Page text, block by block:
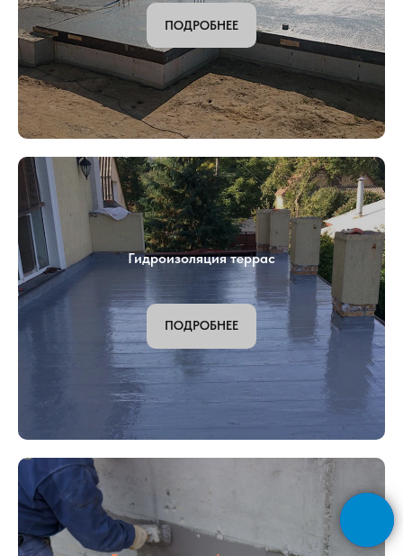
Гидроизоляция фундаментных плит
ПОДРОБНЕЕ
Гидроизоляция террас
ПОДРОБНЕЕ